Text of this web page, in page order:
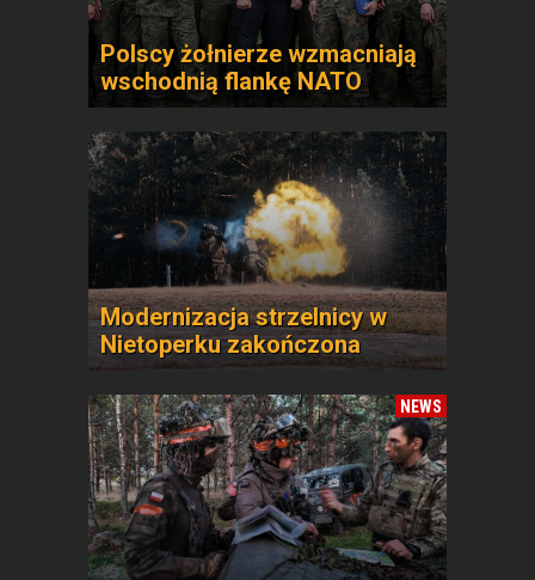
Polscy żołnierze wzmacniają
wschodnią flankę NATO
Modernizacja strzelnicy w
Nietoperku zakończona
NEWS